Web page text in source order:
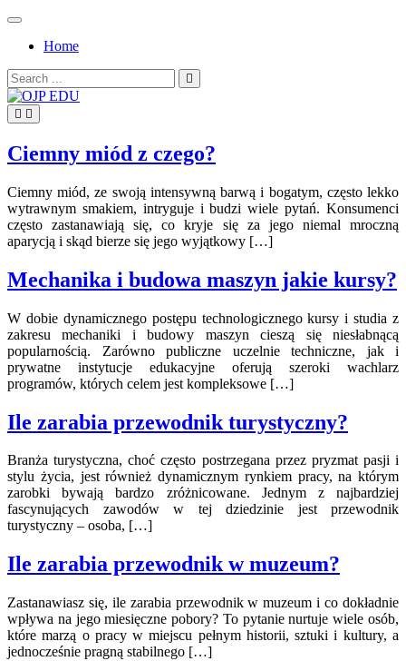
Skip
contentHome
Search
for:
OJP EDU
Ciemny miód z czego?
Ciemny miód, ze swoją intensywną barwą i bogatym, często lekko
wytrawnym smakiem, intryguje i budzi wiele pytań. Konsumenci
często zastanawiają się, co kryje się za jego niemal mroczną
aparycją i skąd bierze się jego wyjątkowy […]
Mechanika i budowa maszyn jakie kursy?
W dobie dynamicznego postępu technologicznego kursy i studia z
zakresu mechaniki i budowy maszyn cieszą się niesłabnącą
popularnością. Zarówno publiczne uczelnie techniczne, jak i
prywatne instytucje edukacyjne oferują szeroki wachlarz
programów, których celem jest kompleksowe […]
Ile zarabia przewodnik turystyczny?
Branża turystyczna, choć często postrzegana przez pryzmat pasji i
stylu życia, jest również dynamicznym rynkiem pracy, na którym
zarobki bywają bardzo zróżnicowane. Jednym z najbardziej
fascynujących zawodów w tej dziedzinie jest przewodnik
turystyczny – osoba, […]
Ile zarabia przewodnik w muzeum?
Zastanawiasz się, ile zarabia przewodnik w muzeum i co dokładnie
wpływa na jego miesięczne pobory? To pytanie nurtuje wiele osób,
które marzą o pracy w miejscu pełnym historii, sztuki i kultury, a
jednocześnie pragną stabilnego […]